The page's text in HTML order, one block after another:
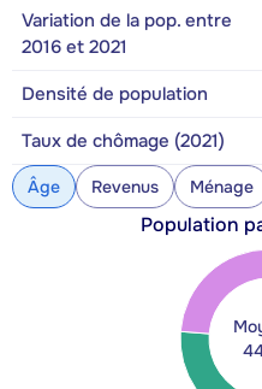
Variation de la pop. entre
2016 et 2021
Densité de population
Taux de chômage (2021)
Âge Revenus Ménage
Population